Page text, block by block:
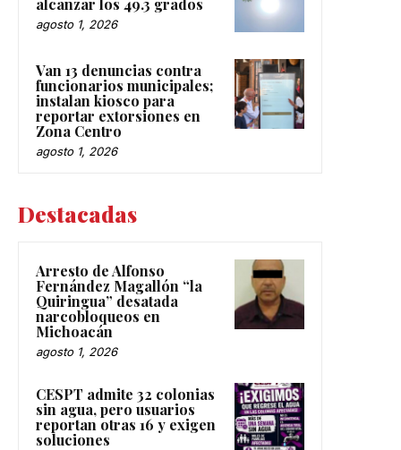
alcanzar los 49.3 grados
agosto 1, 2026
Van 13 denuncias contra
funcionarios municipales;
instalan kiosco para
reportar extorsiones en
Zona Centro
agosto 1, 2026
Destacadas
Arresto de Alfonso
Fernández Magallón “la
Quiringua” desatada
narcobloqueos en
Michoacán
agosto 1, 2026
CESPT admite 32 colonias
sin agua, pero usuarios
reportan otras 16 y exigen
soluciones